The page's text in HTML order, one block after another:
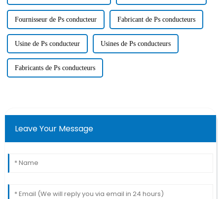
Fournisseur de Ps conducteur Fabricant de Ps conducteurs
Usine de Ps conducteur Usines de Ps conducteurs
Fabricants de Ps conducteurs
Leave Your Message